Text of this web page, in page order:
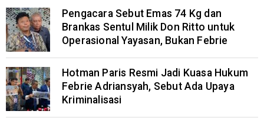
Pengacara Sebut Emas 74 Kg dan
Brankas Sentul Milik Don Ritto untuk
Operasional Yayasan, Bukan Febrie
Hotman Paris Resmi Jadi Kuasa Hukum
Febrie Adriansyah, Sebut Ada Upaya
Kriminalisasi